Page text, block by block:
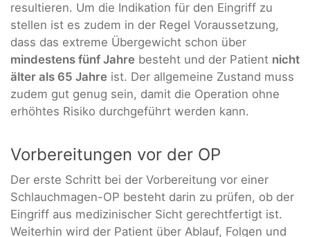
resultieren. Um die Indikation für den Eingriff zu
stellen ist es zudem in der Regel Voraussetzung,
dass das extreme Übergewicht schon über
mindestens fünf Jahre besteht und der Patient nicht
älter als 65 Jahre ist. Der allgemeine Zustand muss
zudem gut genug sein, damit die Operation ohne
erhöhtes Risiko durchgeführt werden kann.
Vorbereitungen vor der OP
Der erste Schritt bei der Vorbereitung vor einer
Schlauchmagen-OP besteht darin zu prüfen, ob der
Eingriff aus medizinischer Sicht gerechtfertigt ist.
Weiterhin wird der Patient über Ablauf, Folgen und